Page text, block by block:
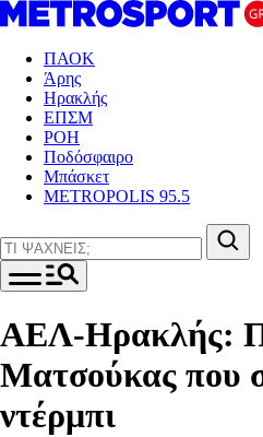
ΠΑΟΚ
Άρης
Ηρακλής
ΕΠΣΜ
ΡΟΗ
Ποδόσφαιρο
Μπάσκετ
METROPOLIS 95.5
ΑΕΛ-Ηρακλής:
Ματσούκας που
ντέρμπι